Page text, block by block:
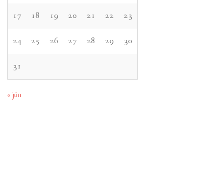
17 18 19 20 21 22 23
24 25 26 27 28 29 30
31
« jún